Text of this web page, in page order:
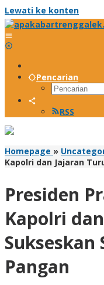
Lewati ke konten
Pencarian
RSS
Homepage »
Kapolri dan Jajaran
Presiden
Kapolri
Sukseskan
Pangan